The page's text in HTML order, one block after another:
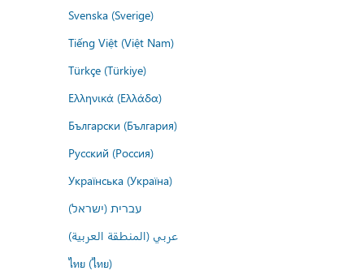
Svenska (Sverige)
Tiếng Việt (Việt Nam)
Türkçe (Türkiye)
Ελληνικά (Ελλάδα)
Български (България)
Русский (Россия)
Українська (Україна)
עברית (ישראל)
عربي (المنطقة العربية)
ไทย (ไทย)